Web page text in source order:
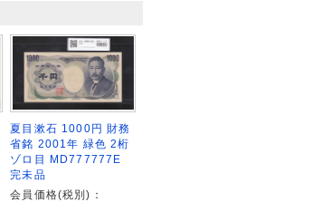
夏目漱石 1000円 財務
省銘 2001年 緑色 2桁
ゾロ目 MD777777E
完未品
会員価格(税別)：